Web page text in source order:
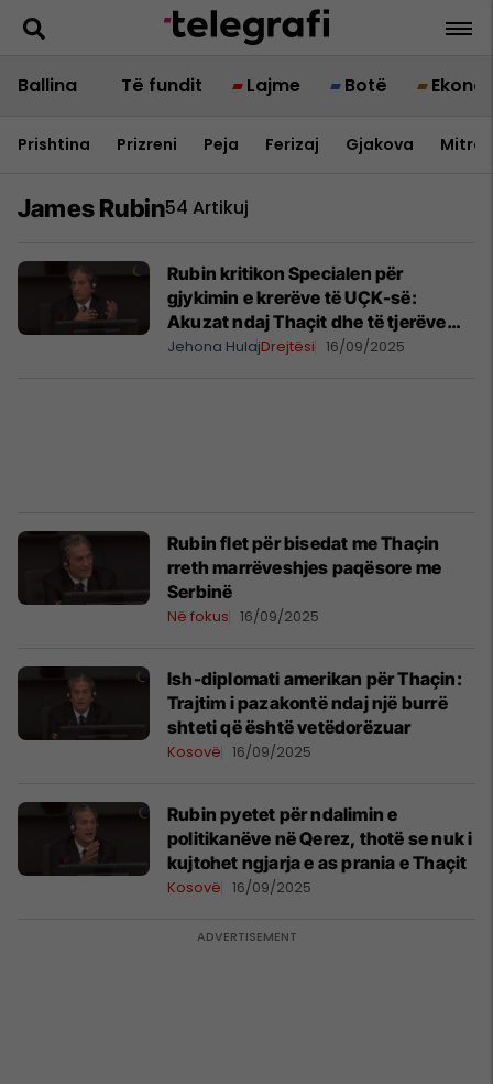
Ballina Të fundit Lajme Botë
Prishtina Prizreni Peja Ferizaj Gjakova
James Rubin54 Artikuj
Rubin kritikon Specialen për
gjykimin e krerëve të UÇK-së:
Akuzat ndaj Thaçit dhe të tjerëve
janë të pabaza dhe absurde
Jehona HulajDrejtësi 16/09/2025
Rubin flet për bisedat me Thaçin
rreth marrëveshjes paqësore me
Serbinë
Në fokus 16/09/2025
Ish-diplomati amerikan për Thaçin:
Trajtim i pazakontë ndaj një burrë
shteti që është vetëdorëzuar
Kosovë 16/09/2025
Rubin pyetet për ndalimin e
politikanëve në Qerez, thotë se nuk i
kujtohet ngjarja e as prania e Thaçit
Kosovë 16/09/2025